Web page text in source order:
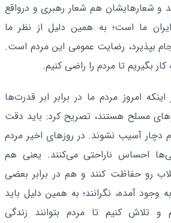
و شعارهایشان هم شعار رهبری و درواقع
ما است؛ به همین دلیل از نظر ما
بپذیرد، رضایت عمومی این مردم است.
کار بگیریم تا مردم را راضی کنیم.
امروز مردم ما در برابر ابر قدرت‌ها
مسلح هستند، تصریح کرد: باید دقت
دچار آسیب نشوند. در روزهای اخیر مردم
احساس ناراحتی می‌کنند. یعنی هم
رو حفاظت کنند و هم در برابر بعضی
وجود آمده، نگرانند؛ به همین دلیل باید
تلاش کنیم تا مردم بتوانند زندگی